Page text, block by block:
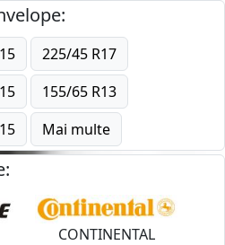
225/45 R17
155/65 R13
Mai multe
CONTINENTAL